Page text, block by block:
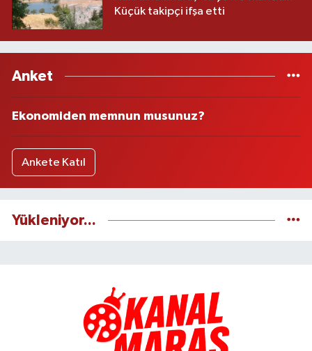
Küçük takipçi ifşa etti
Anket
Ekonomiden memnun musunuz?
Ankete Katıl
Yükleniyor...